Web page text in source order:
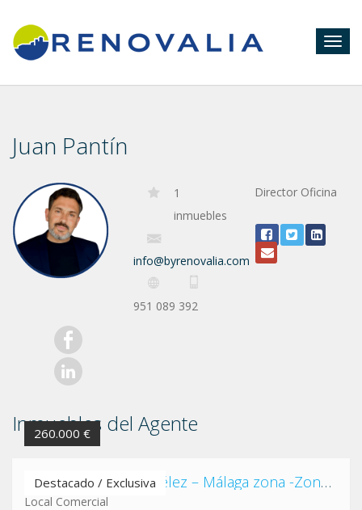
Juan Pantín
1
inmuebles
info@byrenovalia.com
951 089 392
Director Oficina
Inmuebles del Agente
260.000 €
Destacado / Exclusiva Local comercial en Vélez – Málaga zona -Zona Nueva Y Camino Viejo De Málaga
Local Comercial